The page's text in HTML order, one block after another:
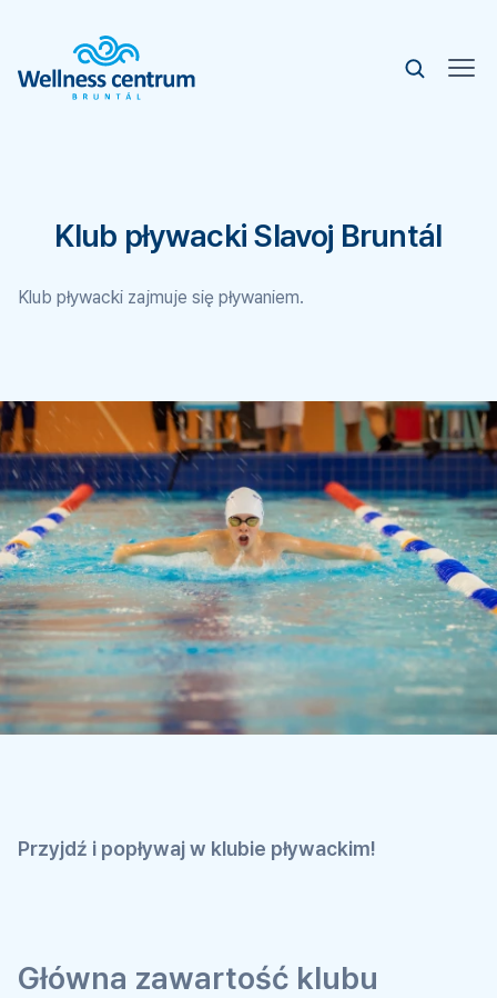
Klub pływacki Slavoj Bruntál
Klub pływacki zajmuje się pływaniem.
Przyjdź i popływaj w klubie pływackim!
Główna zawartość klubu